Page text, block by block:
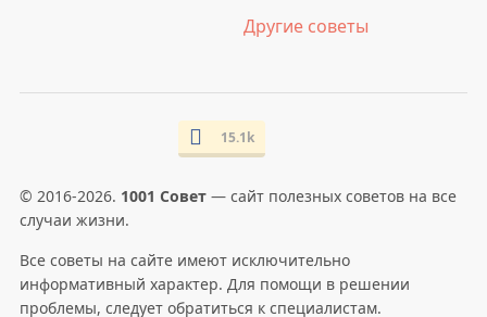
Другие советы
15.1k
© 2016-2026. 1001 Совет— сайт полезных советов на все
случаи жизни.
Все советы на сайте имеют исключительно
информативный характер. Для помощи в решении
проблемы, следует обратиться к специалистам.